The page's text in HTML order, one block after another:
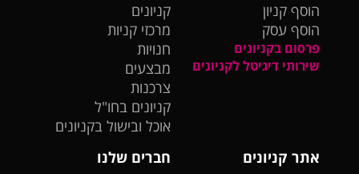
הוסף קניון
הוסף עסק
פרסום בקניונים
שירותי דיגיטל לקניונים
קניונים
מרכזי קניות
חנויות
מבצעים
צרכנות
קניונים בחו"ל
אוכל ובישול בקניונים
אתר קניונים
חברים שלנו